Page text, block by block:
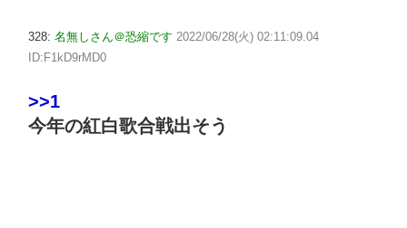
328: 名無しさん＠恐縮です 2022/06/28(火) 02:11:09.04
ID:F1kD9rMD0
>>1
今年の紅白歌合戦出そう